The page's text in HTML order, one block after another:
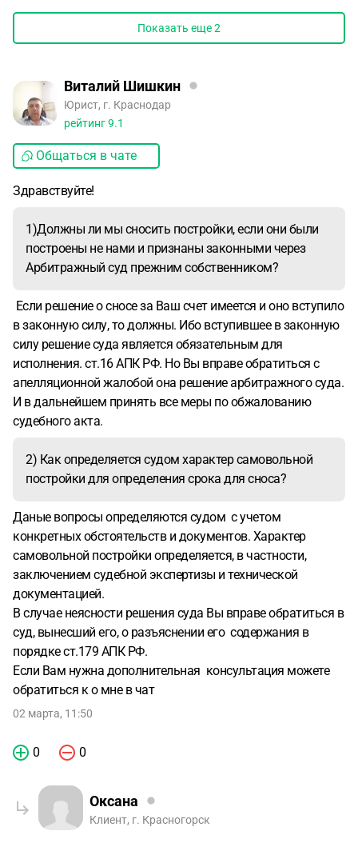
Показать еще2
Виталий Шишкин
Юрист, г. Краснодар
рейтинг9.1
Общаться в чате
Здравствуйте!
1)Должны ли мы сносить постройки, если они были
построены не нами и признаны законными через
Арбитражный суд прежним собственником?
Если решение о сносе за Ваш счет имеется и оно вступило
в законную силу, то должны. Ибо вступившее в законную
силу решение суда является обязательным для
исполнения. ст.16 АПК РФ. Но Вы вправе обратиться с
апелляционной жалобой она решение арбитражного суда.
И в дальнейшем принять все меры по обжалованию
судебного акта.
2) Как определяется судом характер самовольной
постройки для определения срока для сноса?
Даные вопросы определяются судом с учетом
конкретных обстоятельств и документов. Характер
самовольной постройки определяется, в частности,
заключением судебной экспертизы и технической
документацией.
В случае неясности решения суда Вы вправе обратиться в
суд, вынесший его, о разъяснении его содержания в
порядке ст.179 АПК РФ.
Если Вам нужна дополнительная консультация можете
обратиться к о мне в чат
02 марта, 11:50
0 0
Оксана
Клиент, г. Красногорск